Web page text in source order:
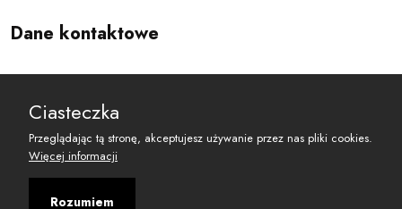
Dane kontaktowe
reset@resetobywatelski.pl
Ciasteczka
Przeglądając tą stronę, akceptujesz używanie przez nas pliki cookies.
Więcej informacji
Rozumiem